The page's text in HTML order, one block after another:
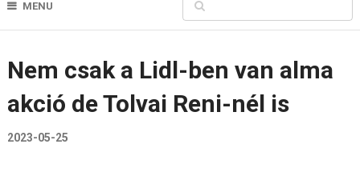
MENU
Nem csak a Lidl-ben van alma
akció de Tolvai Reni-nél is
2023-05-25